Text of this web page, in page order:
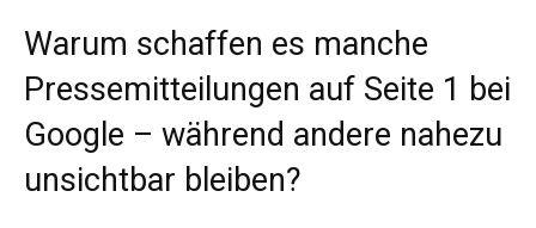
Warum schaffen es manche
Pressemitteilungen auf Seite 1 bei
Google – während andere nahezu
unsichtbar bleiben?